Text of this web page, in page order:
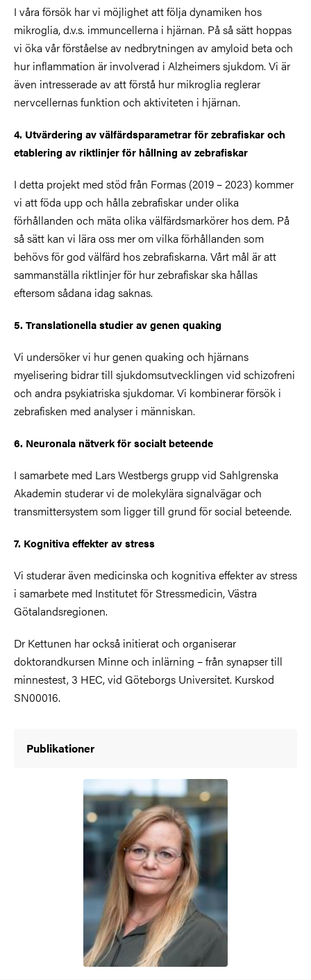
I våra försök har vi möjlighet att följa dynamiken hos
mikroglia, d.v.s. immuncellerna i hjärnan. På så sätt hoppas
vi öka vår förståelse av nedbrytningen av amyloid beta och
hur inflammation är involverad i Alzheimers sjukdom. Vi är
även intresserade av att förstå hur mikroglia reglerar
nervcellernas funktion och aktiviteten i hjärnan.
4. Utvärdering av välfärdsparametrar för zebrafiskar och
etablering av riktlinjer för hållning av zebrafiskar
I detta projekt med stöd från Formas (2019 – 2023) kommer
vi att föda upp och hålla zebrafiskar under olika
förhållanden och mäta olika välfärdsmarkörer hos dem. På
så sätt kan vi lära oss mer om vilka förhållanden som
behövs för god välfärd hos zebrafiskarna. Vårt mål är att
sammanställa riktlinjer för hur zebrafiskar ska hållas
eftersom sådana idag saknas.
5. Translationella studier av genen quaking
Vi undersöker vi hur genen quaking och hjärnans
myelisering bidrar till sjukdomsutvecklingen vid schizofreni
och andra psykiatriska sjukdomar. Vi kombinerar försök i
zebrafisken med analyser i människan.
6. Neuronala nätverk för socialt beteende
I samarbete med Lars Westbergs grupp vid Sahlgrenska
Akademin studerar vi de molekylära signalvägar och
transmittersystem som ligger till grund för social beteende.
7. Kognitiva effekter av stress
Vi studerar även medicinska och kognitiva effekter av stress
i samarbete med Institutet för Stressmedicin, Västra
Götalandsregionen.
Dr Kettunen har också initierat och organiserar
doktorandkursen Minne och inlärning – från synapser till
minnestest, 3 HEC, vid Göteborgs Universitet. Kurskod
SN00016.
Publikationer